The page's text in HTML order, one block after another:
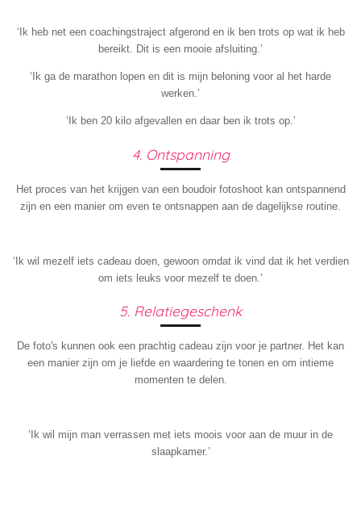
‘Ik heb net een coachingstraject afgerond en ik ben trots op wat ik heb
bereikt. Dit is een mooie afsluiting.’
‘Ik ga de marathon lopen en dit is mijn beloning voor al het harde
werken.’
‘Ik ben 20 kilo afgevallen en daar ben ik trots op.’
4. Ontspanning
Het proces van het krijgen van een boudoir fotoshoot kan ontspannend
zijn en een manier om even te ontsnappen aan de dagelijkse routine.
‘Ik wil mezelf iets cadeau doen, gewoon omdat ik vind dat ik het verdien
om iets leuks voor mezelf te doen.’
5. Relatiegeschenk
De foto's kunnen ook een prachtig cadeau zijn voor je partner. Het kan
een manier zijn om je liefde en waardering te tonen en om intieme
momenten te delen.
‘Ik wil mijn man verrassen met iets moois voor aan de muur in de
slaapkamer.’